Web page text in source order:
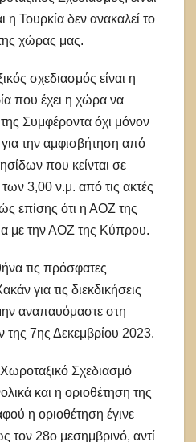
η Τουρκία δεν ανακαλεί το
χώρας μας.
σχεδιασμός είναι η
που έχει η χώρα να
Συμφέροντα όχι μόνον
για την αμφισβήτηση από
που κείνται σε
3,00 ν.μ. από τις ακτές
επίσης ότι η ΑΟΖ της
με την ΑΟΖ της Κύπρου.
τις πρόσφατες
για τις διεκδικήσεις
αναπαυόμαστε στη
7ης Δεκεμβρίου 2023.
Σχεδιασμό
και η οριοθέτηση της
η οριοθέτηση έγινε
τον 28ο μεσημβρινό, αντί